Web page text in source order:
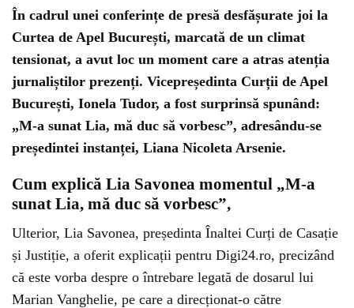
În cadrul unei conferințe de presă desfășurate joi la
Curtea de Apel București, marcată de un climat
tensionat, a avut loc un moment care a atras atenția
jurnaliștilor prezenți. Vicepreședinta Curții de Apel
București, Ionela Tudor, a fost surprinsă spunând:
„M-a sunat Lia, mă duc să vorbesc”, adresându-se
președintei instanței, Liana Nicoleta Arsenie.
Cum explică Lia Savonea momentul „M-a
sunat Lia, mă duc să vorbesc”,
Ulterior, Lia Savonea, președinta Înaltei Curți de Casație
și Justiție, a oferit explicații pentru Digi24.ro, precizând
că este vorba despre o întrebare legată de dosarul lui
Marian Vanghelie, pe care a direcționat-o către